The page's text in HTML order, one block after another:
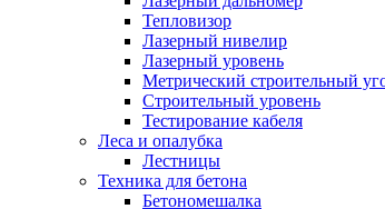
Тепловизор
Лазерный нивелир
Лазерный уровень
Метрический строительный
Строительный уровень
Тестирование кабеля
Леса и опалубка
Лестницы
Техника для бетона
Бетономешалка